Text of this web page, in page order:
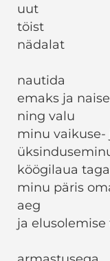
uut
töist
nädalat
nautida
emaks ja
ning valu
minu vaikuse-
köögilaua taga
minu päris
aeg
ja